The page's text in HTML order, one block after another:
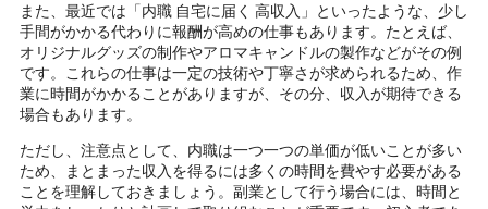
また、最近では「内職 自宅に届く 高収入」といったような、少し
手間がかかる代わりに報酬が高めの仕事もあります。たとえば、
オリジナルグッズの制作やアロマキャンドルの製作などがその例
です。これらの仕事は一定の技術や丁寧さが求められるため、作
業に時間がかかることがありますが、その分、収入が期待できる
場合もあります。
ただし、注意点として、内職は一つ一つの単価が低いことが多い
ため、まとまった収入を得るには多くの時間を費やす必要がある
ことを理解しておきましょう。副業として行う場合には、時間と